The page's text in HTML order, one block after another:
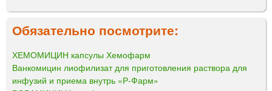
Обязательно посмотрите:
ХЕМОМИЦИН капсулы Хемофарм
Ванкомицин лиофилизат для приготовления раствора для
инфузий и приема внутрь «Р-Фарм»